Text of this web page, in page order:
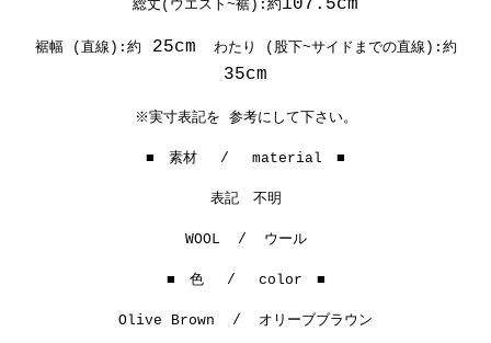
総丈(ウエスト~裾):約107.5cm
裾幅 (直線):約 25cm わたり (股下~サイドまでの直線):約
35cm
※実寸表記を 参考にして下さい。
■ 素材 / material ■
表記 不明
WOOL / ウール
■ 色 / color ■
Olive Brown / オリーブブラウン